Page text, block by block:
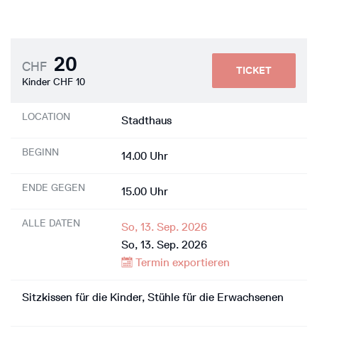
CHF 20
Kinder CHF 10
TICKET
LOCATION Stadthaus
BEGINN 14.00 Uhr
ENDE GEGEN 15.00 Uhr
ALLE DATEN
So, 13. Sep. 2026
So, 13. Sep. 2026
Termin exportieren
Sitzkissen für die Kinder, Stühle für die Erwachsenen